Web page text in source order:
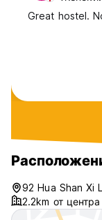
1. От Южного
Вы можете
Сядьте на
вокзала
на линию 5 и
Выход со
Поверните
стороны — это
2. От
такси (4-5 км,
Сядьте на линию
Куньмина (昆明站
Great hostel.
92 Hua Shan Xi
2.2km от